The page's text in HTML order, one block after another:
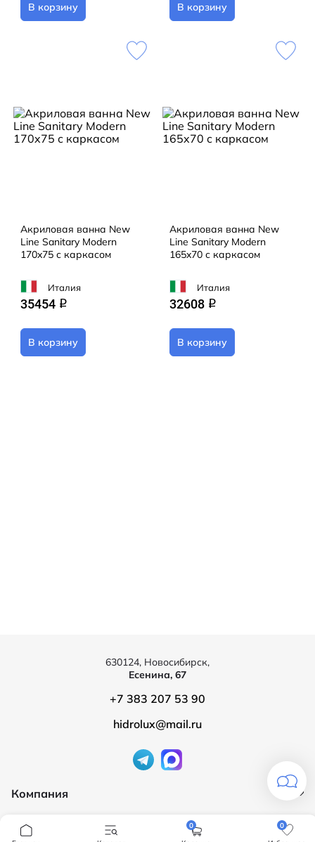
В корзину В корзину
Акриловая ванна New
Line Sanitary Modern
170x75 с каркасом
Италия
35454 q
В корзину
Акриловая ванна New
Line Sanitary Modern
165x70 с каркасом
Италия
32608 q
В корзину
Компания
630124, Новосибирск,
Есенина, 67
+7 383 207 53 90
hidrolux@mail.ru
0
0